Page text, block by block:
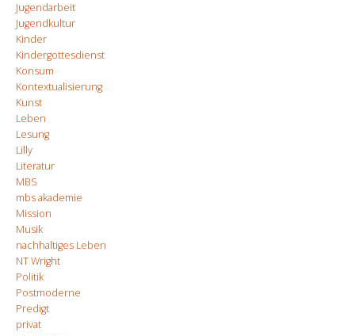
Jugendarbeit
Jugendkultur
Kinder
Kindergottesdienst
Konsum
Kontextualisierung
Kunst
Leben
Lesung
Lilly
Literatur
MBS
mbs akademie
Mission
Musik
nachhaltiges Leben
NT Wright
Politik
Postmoderne
Predigt
privat